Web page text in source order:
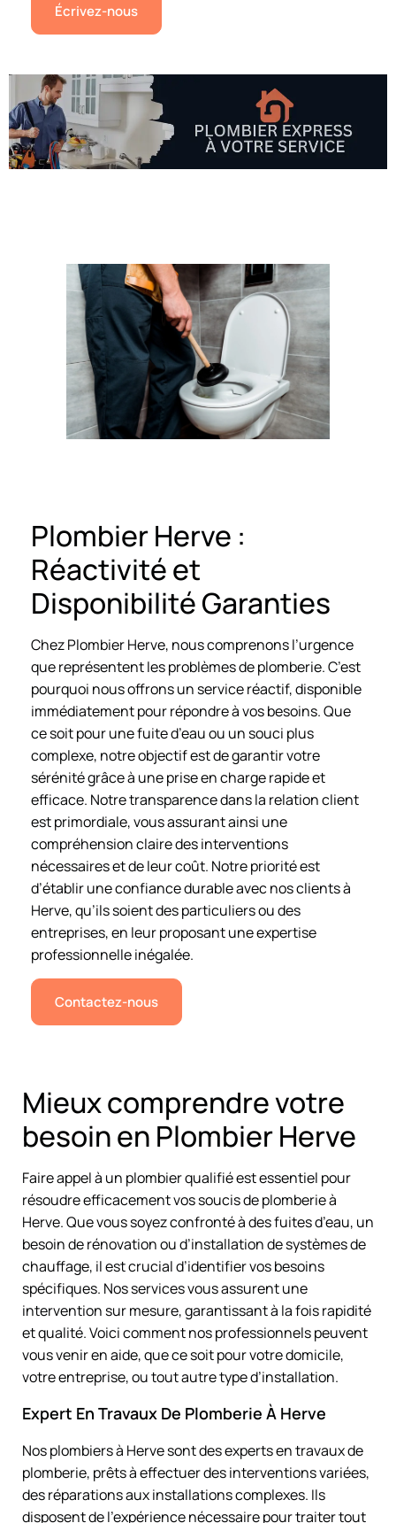
Écrivez-nous
Plombier Herve :
Réactivité et
Disponibilité Garanties
Chez Plombier Herve, nous comprenons l’urgence
que représentent les problèmes de plomberie. C’est
pourquoi nous offrons un service réactif, disponible
immédiatement pour répondre à vos besoins. Que
ce soit pour une fuite d’eau ou un souci plus
complexe, notre objectif est de garantir votre
sérénité grâce à une prise en charge rapide et
efficace. Notre transparence dans la relation client
est primordiale, vous assurant ainsi une
compréhension claire des interventions
nécessaires et de leur coût. Notre priorité est
d’établir une confiance durable avec nos clients à
Herve, qu’ils soient des particuliers ou des
entreprises, en leur proposant une expertise
professionnelle inégalée.
Contactez-nous
Mieux comprendre votre
besoin en Plombier Herve
Faire appel à un plombier qualifié est essentiel pour
résoudre efficacement vos soucis de plomberie à
Herve. Que vous soyez confronté à des fuites d’eau, un
besoin de rénovation ou d’installation de systèmes de
chauffage, il est crucial d’identifier vos besoins
spécifiques. Nos services vous assurent une
intervention sur mesure, garantissant à la fois rapidité
et qualité. Voici comment nos professionnels peuvent
vous venir en aide, que ce soit pour votre domicile,
votre entreprise, ou tout autre type d’installation.
Expert En Travaux De Plomberie À Herve
Nos plombiers à Herve sont des experts en travaux de
plomberie, prêts à effectuer des interventions variées,
des réparations aux installations complexes. Ils
disposent de l’expérience nécessaire pour traiter tout